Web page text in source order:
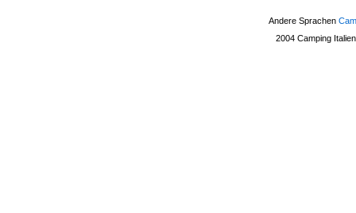
Andere Sprachen
2004 Camping Italien